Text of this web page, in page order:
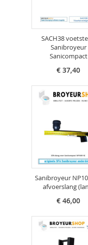
SACH38
Sanibroyeur
Sanicompact
€ 37,40
Sanibroyeur
afvoerslang
€ 46,00